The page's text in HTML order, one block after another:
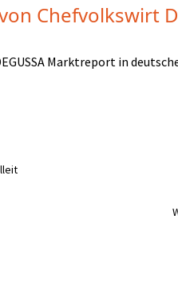
Chefvolkswirt
Marktreport in